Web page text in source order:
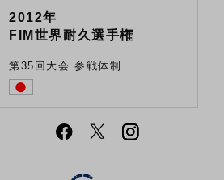
2012年
FIM世界耐久選手権
第35回大会 参戦体制